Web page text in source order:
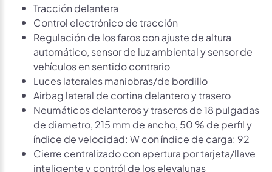
Tracción delantera
Control electrónico de tracción
Regulación de los faros con ajuste de altura
automático, sensor de luz ambiental y sensor de
vehículos en sentido contrario
Luces laterales maniobras/de bordillo
Airbag lateral de cortina delantero y trasero
Neumáticos delanteros y traseros de 18 pulgadas
de diametro, 215 mm de ancho, 50 % de perfil y
índice de velocidad: W con índice de carga: 92
Cierre centralizado con apertura por tarjeta/llave
inteligente y contról de los elevalunas